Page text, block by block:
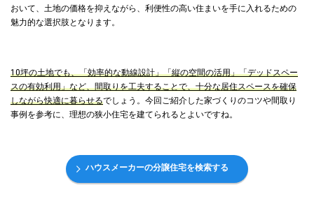
おいて、土地の価格を抑えながら、利便性の高い住まいを手に入れるための
魅力的な選択肢となります。
10坪の土地でも、「効率的な動線設計」「縦の空間の活用」「デッドスペー
スの有効利用」など、間取りを工夫することで、十分な居住スペースを確保
しながら快適に暮らせるでしょう。今回ご紹介した家づくりのコツや間取り
事例を参考に、理想の狭小住宅を建てられるとよいですね。
ハウスメーカーの分譲住宅を検索する